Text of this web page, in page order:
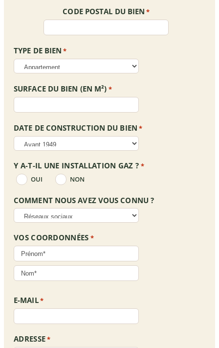
*
CODE POSTAL DU BIEN *
TYPE DE BIEN *
SURFACE DU BIEN (EN M²) *
DATE DE CONSTRUCTION DU BIEN *
Y A-T-IL UNE INSTALLATION GAZ ? *
OUI
NON
COMMENT NOUS AVEZ VOUS CONNU ?
VOS COORDONNÉES *
E-MAIL*
ADRESSE*